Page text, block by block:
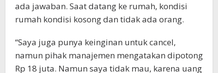
ada jawaban. Saat datang ke rumah, kondisi
rumah kondisi kosong dan tidak ada orang.
“Saya juga punya keinginan untuk cancel,
namun pihak manajemen mengatakan dipotong
Rp 18 juta. Namun saya tidak mau, karena uang